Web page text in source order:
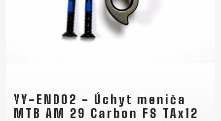
YY-END02 - Úchyt meniča
MTB AM 29 Carbon FS TAx12